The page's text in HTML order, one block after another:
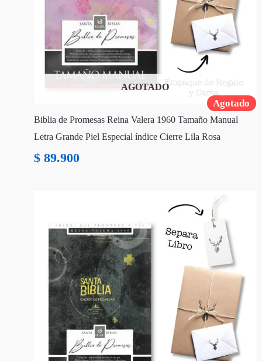
Agotado
AGOTADO
Biblia de Promesas Reina Valera 1960 Tamaño Manual
Letra Grande Piel Especial índice Cierre Lila Rosa
$ 89.900